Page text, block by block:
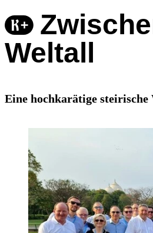
Weltall
Eine hochkarätige